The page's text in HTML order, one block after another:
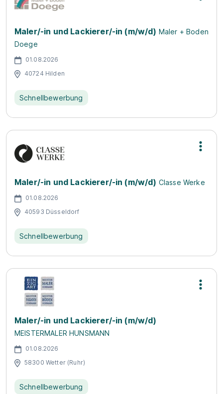
Maler/-in und Lackierer/-in (m/w/d) Maler + Boden
Doege
01.08.2026
40724 Hilden
Schnellbewerbung
Maler/-in und Lackierer/-in (m/w/d) Classe Werke
01.08.2026
40593 Düsseldorf
Schnellbewerbung
Maler/-in und Lackierer/-in (m/w/d)
MEISTERMALER HUNSMANN
01.08.2026
58300 Wetter (Ruhr)
Schnellbewerbung